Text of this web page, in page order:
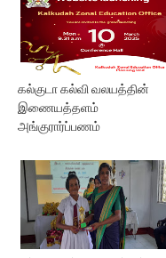
கல்குடா கல்வி வலயத்தின்
இணையத்தளம்
அங்குரார்ப்பணம்